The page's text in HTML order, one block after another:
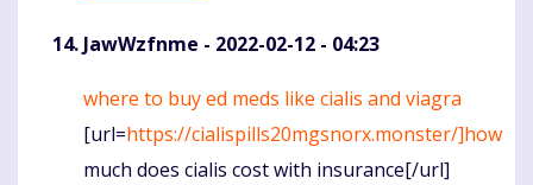
JawWzfnme - 2022-02-12 - 04:23
Komentaras
where to buy ed meds like cialis and viagra
[url=https://cialispills20mgsnorx.monster/]how
much does cialis cost with insurance[/url]